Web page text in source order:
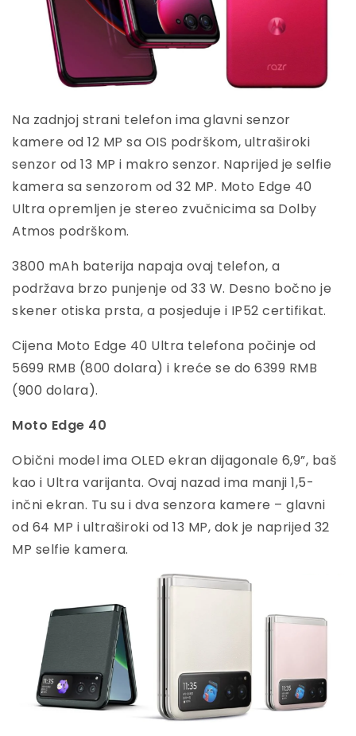
Na zadnjoj strani telefon ima glavni senzor
kamere od 12 MP sa OIS podrškom, ultraširoki
senzor od 13 MP i makro senzor. Naprijed je selfie
kamera sa senzorom od 32 MP. Moto Edge 40
Ultra opremljen je stereo zvučnicima sa Dolby
Atmos podrškom.
3800 mAh baterija napaja ovaj telefon, a
podržava brzo punjenje od 33 W. Desno bočno je
skener otiska prsta, a posjeduje i IP52 certifikat.
Cijena Moto Edge 40 Ultra telefona počinje od
5699 RMB (800 dolara) i kreće se do 6399 RMB
(900 dolara).
Moto Edge 40
Obični model ima OLED ekran dijagonale 6,9”, baš
kao i Ultra varijanta. Ovaj nazad ima manji 1,5-
inčni ekran. Tu su i dva senzora kamere – glavni
od 64 MP i ultraširoki od 13 MP, dok je naprijed 32
MP selfie kamera.